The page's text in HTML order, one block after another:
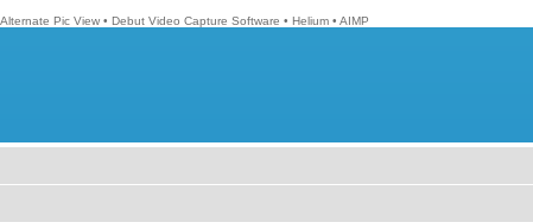
Alternate Pic View • Debut Video Capture Software • Helium • AIMP